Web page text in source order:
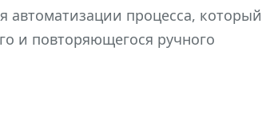
автоматизации процесса, который
и повторяющегося ручного